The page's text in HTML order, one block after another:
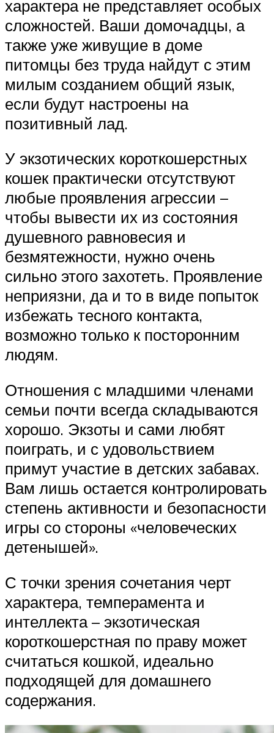
характера не представляет особых
сложностей. Ваши домочадцы, а
также уже живущие в доме
питомцы без труда найдут с этим
милым созданием общий язык,
если будут настроены на
позитивный лад.
У экзотических короткошерстных
кошек практически отсутствуют
любые проявления агрессии –
чтобы вывести их из состояния
душевного равновесия и
безмятежности, нужно очень
сильно этого захотеть. Проявление
неприязни, да и то в виде попыток
избежать тесного контакта,
возможно только к посторонним
людям.
Отношения с младшими членами
семьи почти всегда складываются
хорошо. Экзоты и сами любят
поиграть, и с удовольствием
примут участие в детских забавах.
Вам лишь остается контролировать
степень активности и безопасности
игры со стороны «человеческих
детенышей».
С точки зрения сочетания черт
характера, темперамента и
интеллекта – экзотическая
короткошерстная по праву может
считаться кошкой, идеально
подходящей для домашнего
содержания.